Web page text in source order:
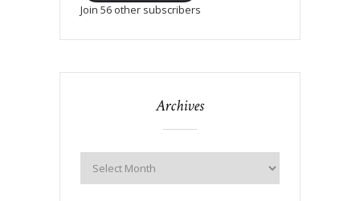
Join 56 other subscribers
Archives